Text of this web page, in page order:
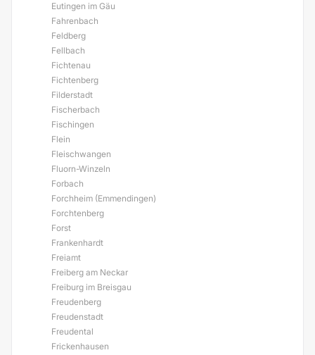
Eutingen im Gäu
Fahrenbach
Feldberg
Fellbach
Fichtenau
Fichtenberg
Filderstadt
Fischerbach
Fischingen
Flein
Fleischwangen
Fluorn-Winzeln
Forbach
Forchheim (Emmendingen)
Forchtenberg
Forst
Frankenhardt
Freiamt
Freiberg am Neckar
Freiburg im Breisgau
Freudenberg
Freudenstadt
Freudental
Frickenhausen